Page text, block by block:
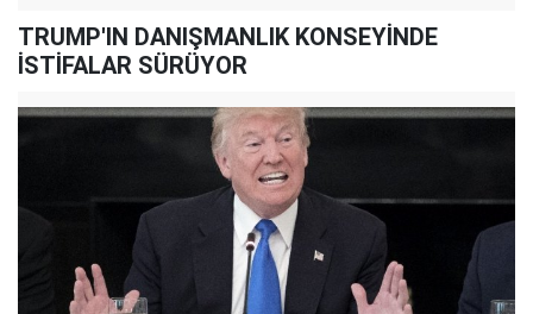
TRUMP'IN DANIŞMANLIK KONSEYİNDE
İSTİFALAR SÜRÜYOR